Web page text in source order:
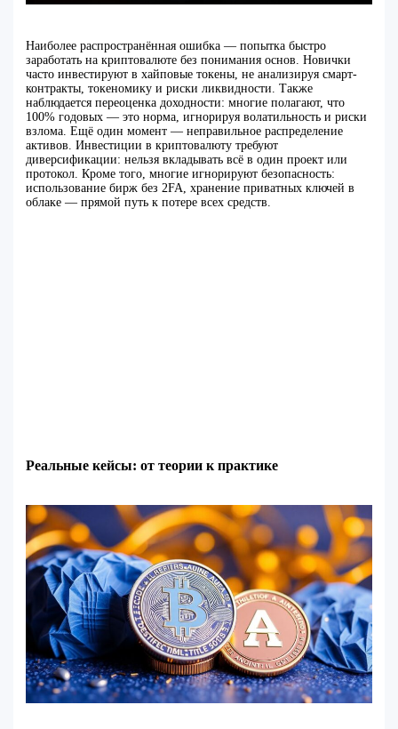
Наиболее распространённая ошибка — попытка быстро
заработать на криптовалюте без понимания основ. Новички
часто инвестируют в хайповые токены, не анализируя смарт-
контракты, токеномику и риски ликвидности. Также
наблюдается переоценка доходности: многие полагают, что
100% годовых — это норма, игнорируя волатильность и риски
взлома. Ещё один момент — неправильное распределение
активов. Инвестиции в криптовалюту требуют
диверсификации: нельзя вкладывать всё в один проект или
протокол. Кроме того, многие игнорируют безопасность:
использование бирж без 2FA, хранение приватных ключей в
облаке — прямой путь к потере всех средств.
Реальные кейсы: от теории к практике